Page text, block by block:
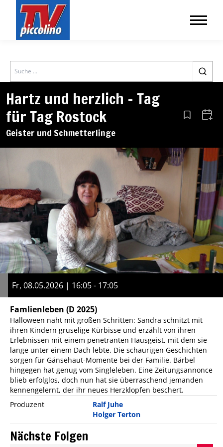
Search
Hartz und herzlich – Tag
für Tag Rostock
Geister und Schmetterlinge
Aus den
Fr, 08.05.2026 | 16:05 - 17:05
Famlienleben (D 2025)
Halloween naht mit großen Schritten: Sandra schnitzt mit
ihren Kindern gruselige Kürbisse und erzählt von ihren
Erlebnissen mit einem penetranten Hausgeist, mit dem sie
lange unter einem Dach lebte. Die schaurigen Geschichten
sorgen für Gänsehaut-Momente bei der Familie. Bärbel
hingegen hat genug vom Singleleben. Eine Zeitungsannonce
blieb erfolglos, doch nun hat sie überraschend jemanden
kennengelernt, der ihr neues Herzklopfen beschert.
Produzent
Ralf Juhe
Holger Terton
Nächste Folgen